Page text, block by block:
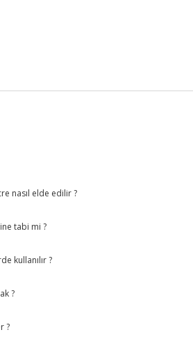
nasıl elde edilir ?
tabi mi ?
kullanılır ?
?
?